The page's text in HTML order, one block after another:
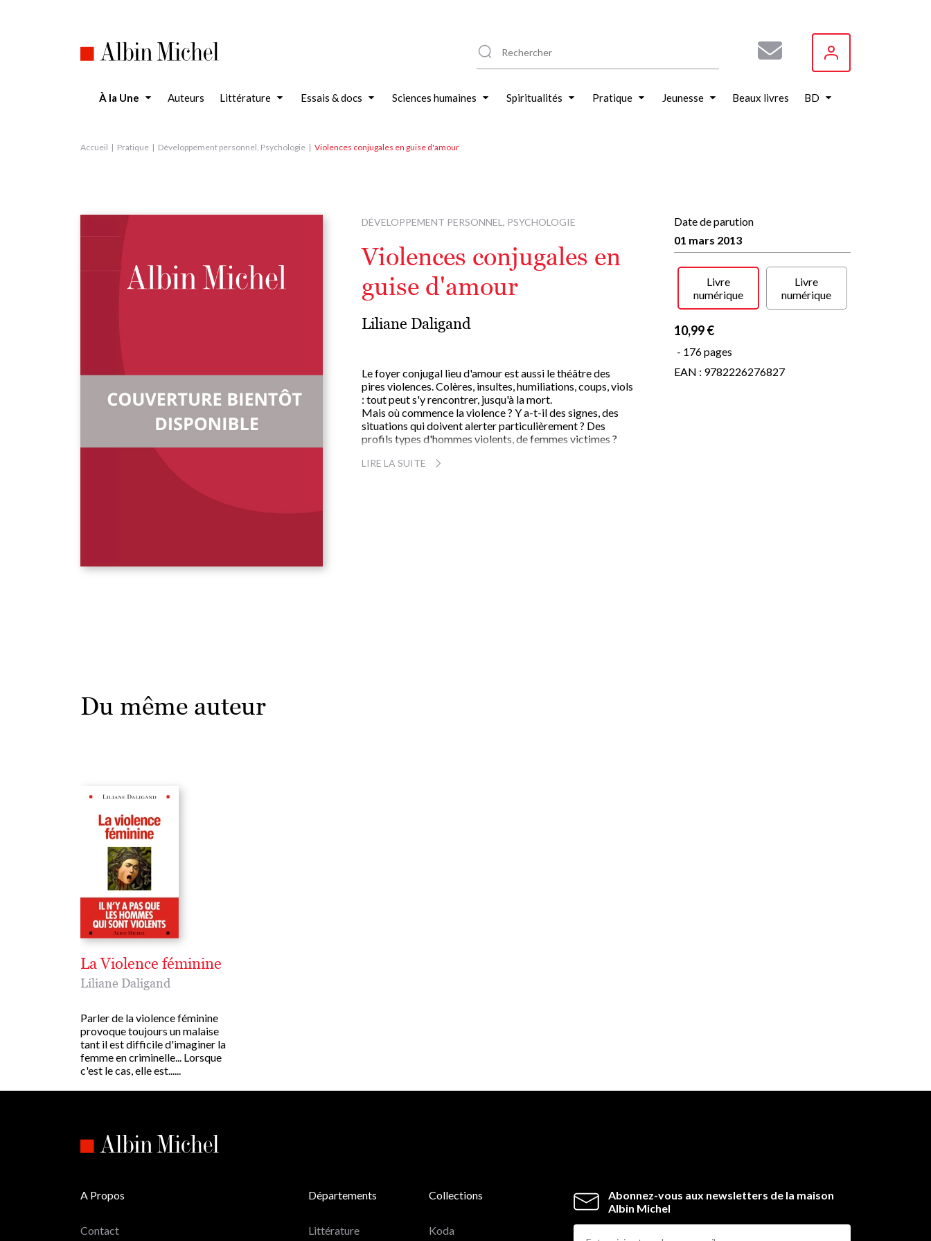
À la Une Auteurs Littérature Essais & docs Sciences humaines Spiritualités Pratique Jeunesse Beaux livres BD
Accueil Pratique Développement personnel, Psychologie Violences conjugales en guise d'amour
DÉVELOPPEMENT PERSONNEL, PSYCHOLOGIE
Violences conjugales en
guise d'amour
Liliane Daligand
Le foyer conjugal lieu d'amour est aussi le théâtre des
pires violences. Colères, insultes, humiliations, coups, viols
: tout peut s'y rencontrer, jusqu'à la mort.
Mais où commence la violence ? Y a-t-il des signes, des
situations qui doivent alerter particulièrement ? Des
profils types d'hommes violents, de femmes victimes ?
violences conjugales, issus de tous milieux, racontent leur
LIRE LA SUITE
Date de parution
01 mars 2013
Livre
numérique
Livre
numérique
10,99 €
- 176 pages
EAN : 9782226276827
Du même auteur
La Violence féminine
Liliane Daligand
Parler de la violence féminine
provoque toujours un malaise
tant il est difficile d'imaginer la
femme en criminelle... Lorsque
c'est le cas, elle est......
Abonnez-vous aux newsletters de la maison
Albin Michel
A Propos
Contact
Départements
Littérature
Collections
Koda